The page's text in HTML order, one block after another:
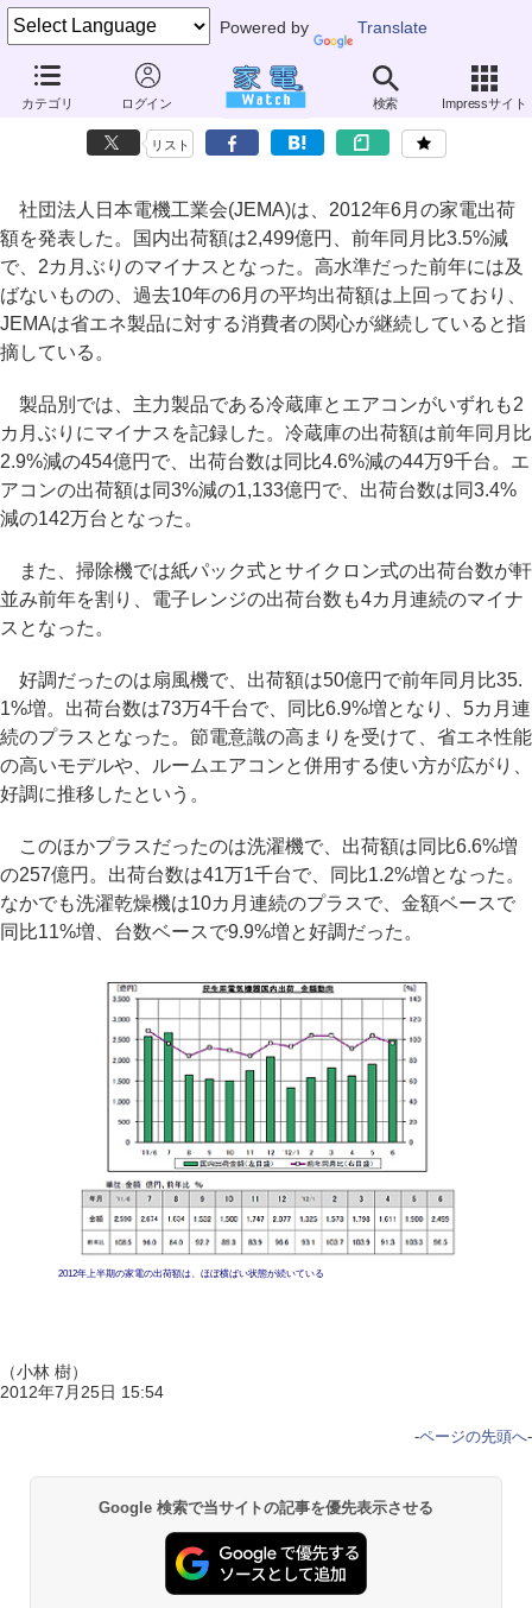
Powered by Translate
カテゴリ ログイン 検索 Impressサイト
6月の家電出荷額、2カ月ぶりのマイナス
～扇風機が昨年を上回る73万台を出荷
リスト
社団法人日本電機工業会(JEMA)は、2012年6月の家電出荷
額を発表した。国内出荷額は2,499億円、前年同月比3.5%減
で、2カ月ぶりのマイナスとなった。高水準だった前年には及
ばないものの、過去10年の6月の平均出荷額は上回っており、
JEMAは省エネ製品に対する消費者の関心が継続していると指
摘している。
製品別では、主力製品である冷蔵庫とエアコンがいずれも2
カ月ぶりにマイナスを記録した。冷蔵庫の出荷額は前年同月比
2.9%減の454億円で、出荷台数は同比4.6%減の44万9千台。エ
アコンの出荷額は同3%減の1,133億円で、出荷台数は同3.4%
減の142万台となった。
また、掃除機では紙パック式とサイクロン式の出荷台数が軒
並み前年を割り、電子レンジの出荷台数も4カ月連続のマイナ
スとなった。
好調だったのは扇風機で、出荷額は50億円で前年同月比35.
1%増。出荷台数は73万4千台で、同比6.9%増となり、5カ月連
続のプラスとなった。節電意識の高まりを受けて、省エネ性能
の高いモデルや、ルームエアコンと併用する使い方が広がり、
好調に推移したという。
このほかプラスだったのは洗濯機で、出荷額は同比6.6%増
の257億円。出荷台数は41万1千台で、同比1.2%増となった。
なかでも洗濯乾燥機は10カ月連続のプラスで、金額ベースで
同比11%増、台数ベースで9.9%増と好調だった。
2012年上半期の家電の出荷額は、ほぼ横ばい状態が続いている
（小林 樹）
2012年7月25日 15:54
-ページの先頭へ-
Google 検索で当サイトの記事を優先表示させる